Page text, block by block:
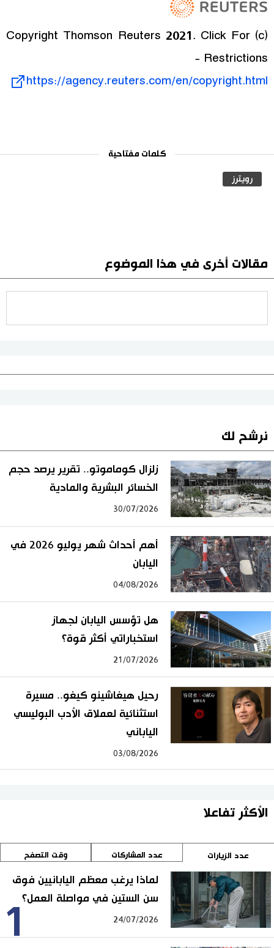
(c) Copyright Thomson Reuters 2021. Click For
Restrictions -
https://agency.reuters.com/en/copyright.html
كلمات مفتاحية
رويترز
مقالات أخرى في هذا الموضوع
نرشح لك
زلزال كوماموتو.. تقرير يرصد حجم
الخسائر البشرية والمادية
30/07/2026
أهم أحداث شهر يوليو 2026 في
اليابان
04/08/2026
هل تؤسس اليابان لجهاز
استخباراتي أكثر قوة؟
21/07/2026
رحيل هيغاشينو كيغو.. مسيرة
استثنائية لعملاق الأدب البوليسي
الياباني
03/08/2026
الأكثر تفاعلا
عدد الزيارات عدد المشاركات وقت التصفح
1
لماذا يرغب معظم اليابانيين فوق
سن الستين في مواصلة العمل؟
24/07/2026